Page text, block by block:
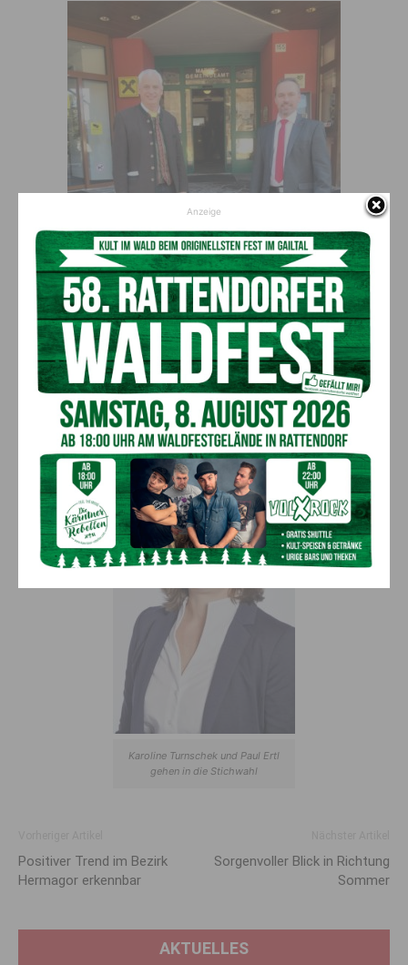
Stichwahl: Bgm. Hermann Jantschgi und Vizebgm.
Markus Salcher
Weißensee
Bürgermeister-Stichwahl zwischen Karoline Turnschek(ÖVP)
undPaul Ertl (BLW)
Ergebnis bei der Wahl am 28. Februar: Karoline Turnschek
(45,80%) / Paul Ertl (32,02%)
Karoline Turnschek und Paul Ertl
gehen in die Stichwahl
Positiver Trend im Bezirk
Hermagor erkennbar
Sorgenvoller Blick in Richtung
Sommer
AKTUELLES
Anzeige